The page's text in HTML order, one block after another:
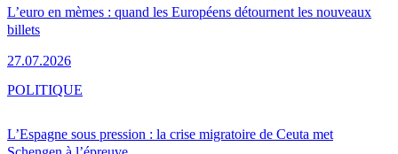
L’euro en mèmes : quand les Européens détournent les nouveaux
billets
27.07.2026
L’Espagne sous pression : la crise migratoire de Ceuta met
POLITIQUE